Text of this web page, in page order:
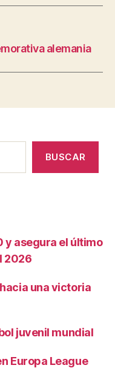
alemania
BUSCAR
y asegura el último
2026
una victoria
juvenil mundial
Europa League